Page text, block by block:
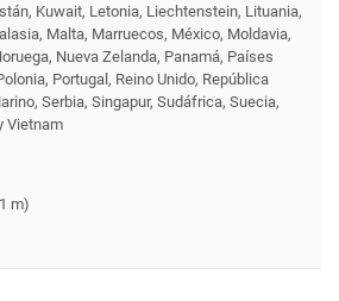
Kuwait, Letonia, Liechtenstein, Lituania,
Malta, Marruecos, México, Moldavia,
Nueva Zelanda, Panamá, Países
Portugal, Reino Unido, República
Serbia, Singapur, Sudáfrica, Suecia,
Vietnam
m)